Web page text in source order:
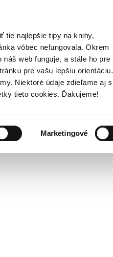
tie najlepšie tipy na knihy,
vôbec nefungovala. Okrem
web funguje, a stále ho pre
pre vašu lepšiu orientáciu.
Niektoré údaje zdieľame aj s
tieto cookies. Ďakujeme!
Marketingové